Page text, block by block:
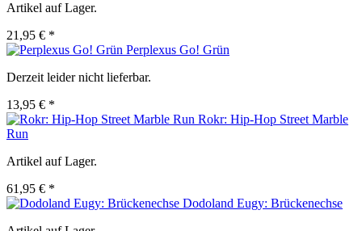
Artikel auf Lager.
21,95 € *
Perplexus Go! Grün
Derzeit leider nicht lieferbar.
13,95 € *
Rokr: Hip-Hop Street Marble
Run
Artikel auf Lager.
61,95 € *
Dodoland Eugy: Brückenechse